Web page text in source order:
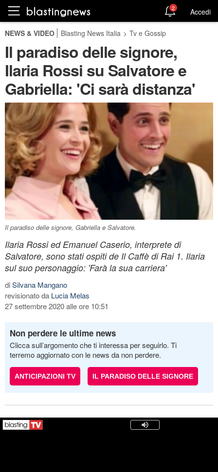
2 Accedi
NEWS & VIDEO Blasting News Italia > Tv e Gossip
Il paradiso delle signore,
Ilaria Rossi su Salvatore e
Gabriella: 'Ci sarà distanza'
Il paradiso delle signore, Gabriella e Salvatore.
Ilaria Rossi ed Emanuel Caserio, interprete di
Salvatore, sono stati ospiti de Il Caffè di Rai 1. Ilaria
sul suo personaggio: 'Farà la sua carriera'
diSilvana Mangano
revisionato da Lucia Melas
27 settembre 2020 alle ore 10:51
Non perdere le ultime news
Clicca sull’argomento che ti interessa per seguirlo. Ti
terremo aggiornato con le news da non perdere.
ANTICIPAZIONI TV IL PARADISO DELLE SIGNORE